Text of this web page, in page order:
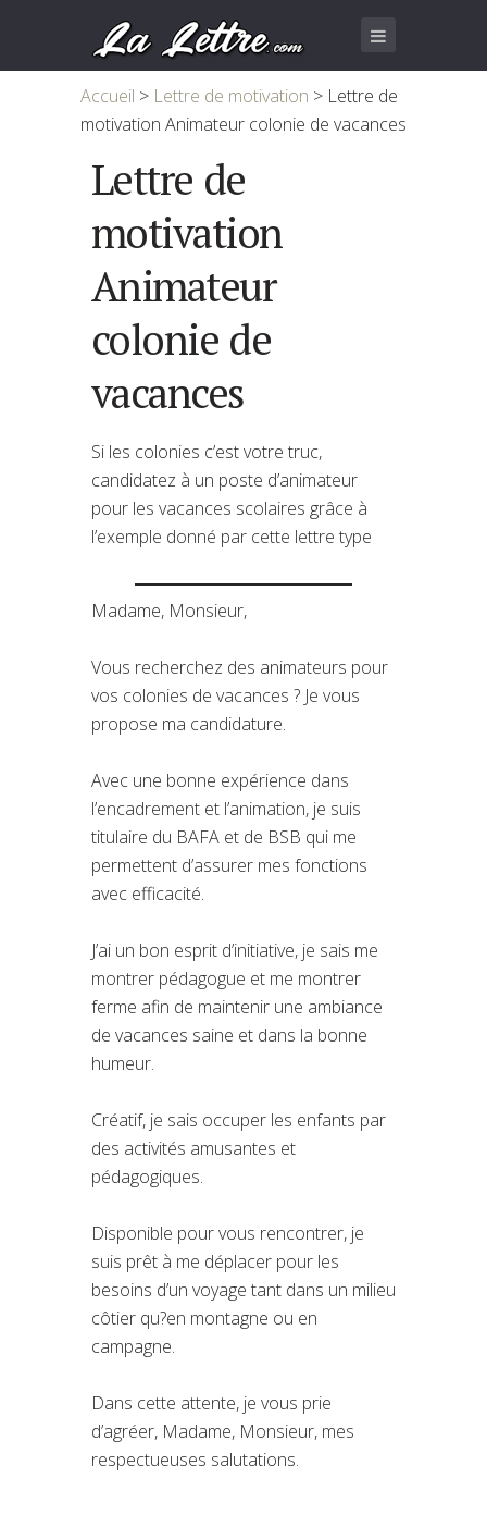
Accueil > Lettre de motivation > Lettre de
motivation Animateur colonie de vacances
Lettre de
motivation
Animateur
colonie de
vacances
Si les colonies c’est votre truc,
candidatez à un poste d’animateur
pour les vacances scolaires grâce à
l’exemple donné par cette lettre type
Madame, Monsieur,
Vous recherchez des animateurs pour
vos colonies de vacances ? Je vous
propose ma candidature.
Avec une bonne expérience dans
l’encadrement et l’animation, je suis
titulaire du BAFA et de BSB qui me
permettent d’assurer mes fonctions
avec efficacité.
J’ai un bon esprit d’initiative, je sais me
montrer pédagogue et me montrer
ferme afin de maintenir une ambiance
de vacances saine et dans la bonne
humeur.
Créatif, je sais occuper les enfants par
des activités amusantes et
pédagogiques.
Disponible pour vous rencontrer, je
suis prêt à me déplacer pour les
besoins d’un voyage tant dans un milieu
côtier qu?en montagne ou en
campagne.
Dans cette attente, je vous prie
d’agréer, Madame, Monsieur, mes
respectueuses salutations.